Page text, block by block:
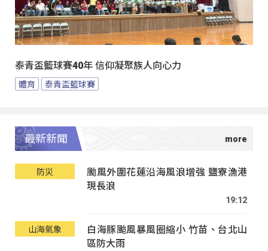
泰青盃籃球賽40年 信仰凝聚族人向心力
體育 泰青盃籃球賽
最新新聞
防災
颱風外圍花蓮沿海風浪增強 鹽寮漁港
現長浪
19:12
山海氣象
白海豚颱風暴風圈縮小 竹苗、台北山
區防大雨